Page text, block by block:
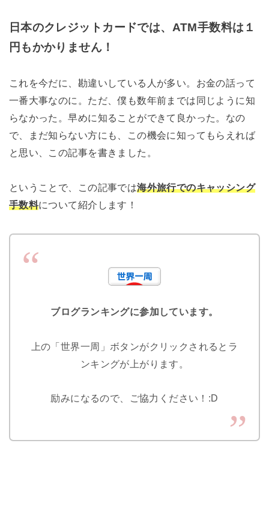
日本のクレジットカードでは、ATM手数料は１
円もかかりません！
これを今だに、勘違いしている人が多い。お金の話って
一番大事なのに。ただ、僕も数年前までは同じように知
らなかった。早めに知ることができて良かった。なの
で、まだ知らない方にも、この機会に知ってもらえれば
と思い、この記事を書きました。
ということで、この記事では海外旅行でのキャッシング
手数料について紹介します！
ブログランキングに参加しています。
上の「世界一周」ボタンがクリックされるとラ
ンキングが上がります。
励みになるので、ご協力ください！:D